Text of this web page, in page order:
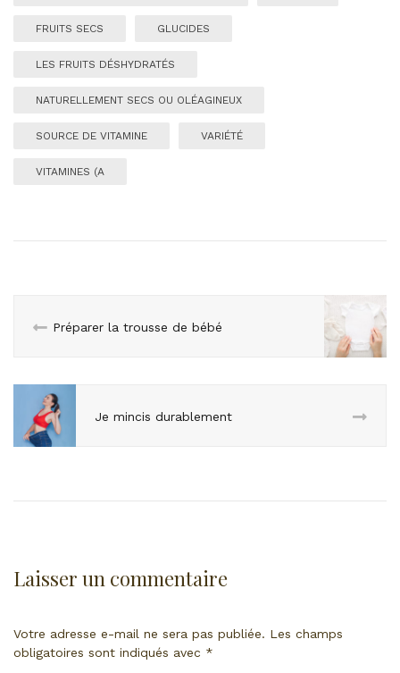
FRUITS SECS GLUCIDES
LES FRUITS DÉSHYDRATÉS
NATURELLEMENT SECS OU OLÉAGINEUX
SOURCE DE VITAMINE VARIÉTÉ
VITAMINES (A
Préparer la trousse de bébé
Je mincis durablement
Laisser un commentaire
Votre adresse e-mail ne sera pas publiée. Les champs
obligatoires sont indiqués avec *